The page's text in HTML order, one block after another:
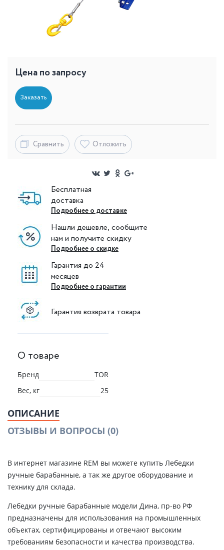
Цена по запросу
Заказать
Сравнить Отложить
Бесплатная
доставка
Подробнее о доставке
Нашли дешевле, сообщите
нам и получите скидку
Подробнее о скидке
Гарантия до 24
месяцев
Подробнее о гарантии
Гарантия возврата товара
О товаре
Бренд
TOR
Вес, кг
25
ОПИСАНИЕ
ОТЗЫВЫ И ВОПРОСЫ (0)
В интернет магазине REM вы можете купить Лебедки
ручные барабанные, а так же другое оборудование и
технику для склада.
Лебедки ручные барабанные модели Дина, пр-во РФ
предназначены для использования на промышленных
объектах, сертифицированы и отвечают высоким
требованиям безопасности и качества производства.